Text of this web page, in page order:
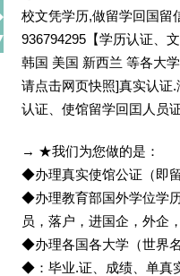
校文凭学历,做留学回国留
936794295【学历认证、
韩国 美国 新西兰 等各大
请点击网页快照]真实认证
认证、使馆留学回囯人员
→ ★我们为您做的是：
◆办理真实使馆公证（即
◆办理教育部国外学位学
员，落户，进国企，外企
◆办理各国各大学（世界
◆：毕业.证、成绩、单真